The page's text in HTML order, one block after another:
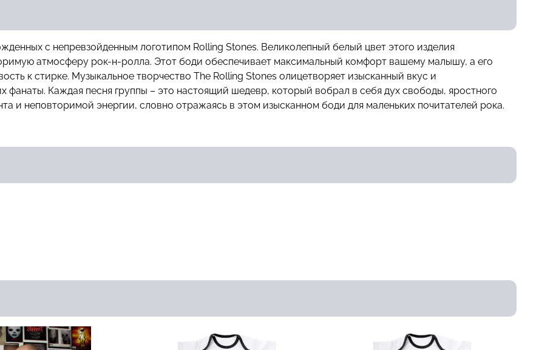
с непревзойденным логотипом Rolling Stones. Великолепный белый цвет этого изделия
атмосферу рок-н-ролла. Этот боди обеспечивает максимальный комфорт вашему малышу, а его
к стирке. Музыкальное творчество The Rolling Stones олицетворяет изысканный вкус и
фанаты. Каждая песня группы – это настоящий шедевр, который вобрал в себя дух свободы, яростного
и неповторимой энергии, словно отражаясь в этом изысканном боди для маленьких почитателей рока.